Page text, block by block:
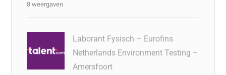
8 weergaven
Laborant Fysisch – Eurofins
Netherlands Environment Testing –
Amersfoort